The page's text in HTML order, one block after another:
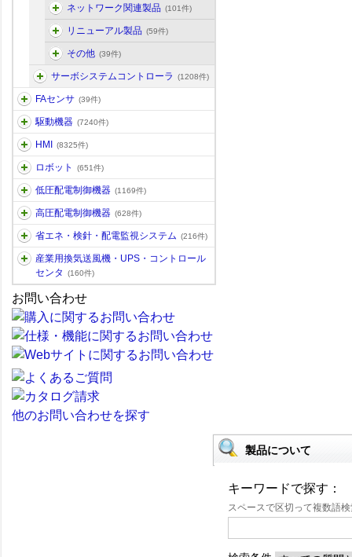
ネットワーク関連製品 (101件)
リニューアル製品 (59件)
その他 (39件)
サーボシステムコントローラ (1208件)
FAセンサ (39件)
駆動機器 (7240件)
HMI (8325件)
ロボット (651件)
低圧配電制御機器 (1169件)
高圧配電制御機器 (628件)
省エネ・検針・配電監視システム (216件)
産業用換気送風機・UPS・コントロール
センタ
(160件)
お問い合わせ
他のお問い合わせを探す
製品について
キーワードで探す：
スペースで区切って複数語